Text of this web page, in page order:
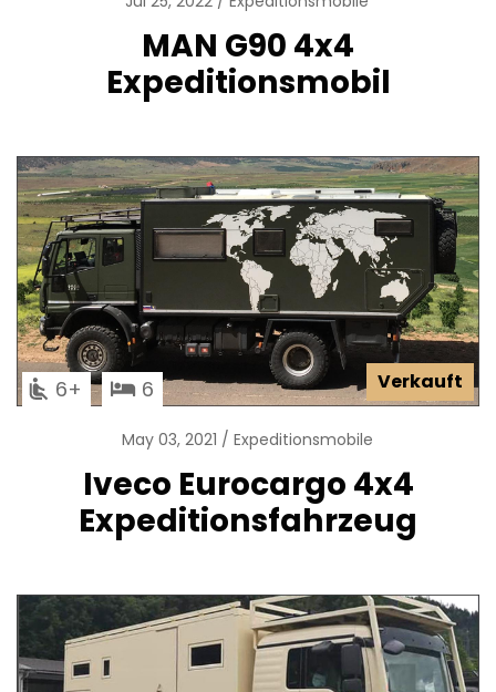
MAN G90 4x4
Expeditionsmobil
Verkauft
6 6
May 03, 2021 Expeditionsmobile
Iveco Eurocargo 4x4
Expeditionsfahrzeug